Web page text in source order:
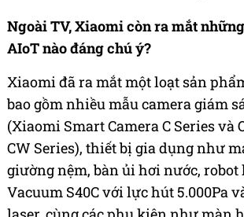
Ngoài TV, Xiaomi còn ra mắt
AIoT nào đáng chú ý?
Xiaomi đã ra mắt một loạt sản
bao gồm nhiều mẫu camera giám
(Xiaomi Smart Camera C Series và
CW Series), thiết bị gia dụng như
giường nệm, bàn ủi hơi nước, robot
Vacuum S40C với lực hút 5.000Pa